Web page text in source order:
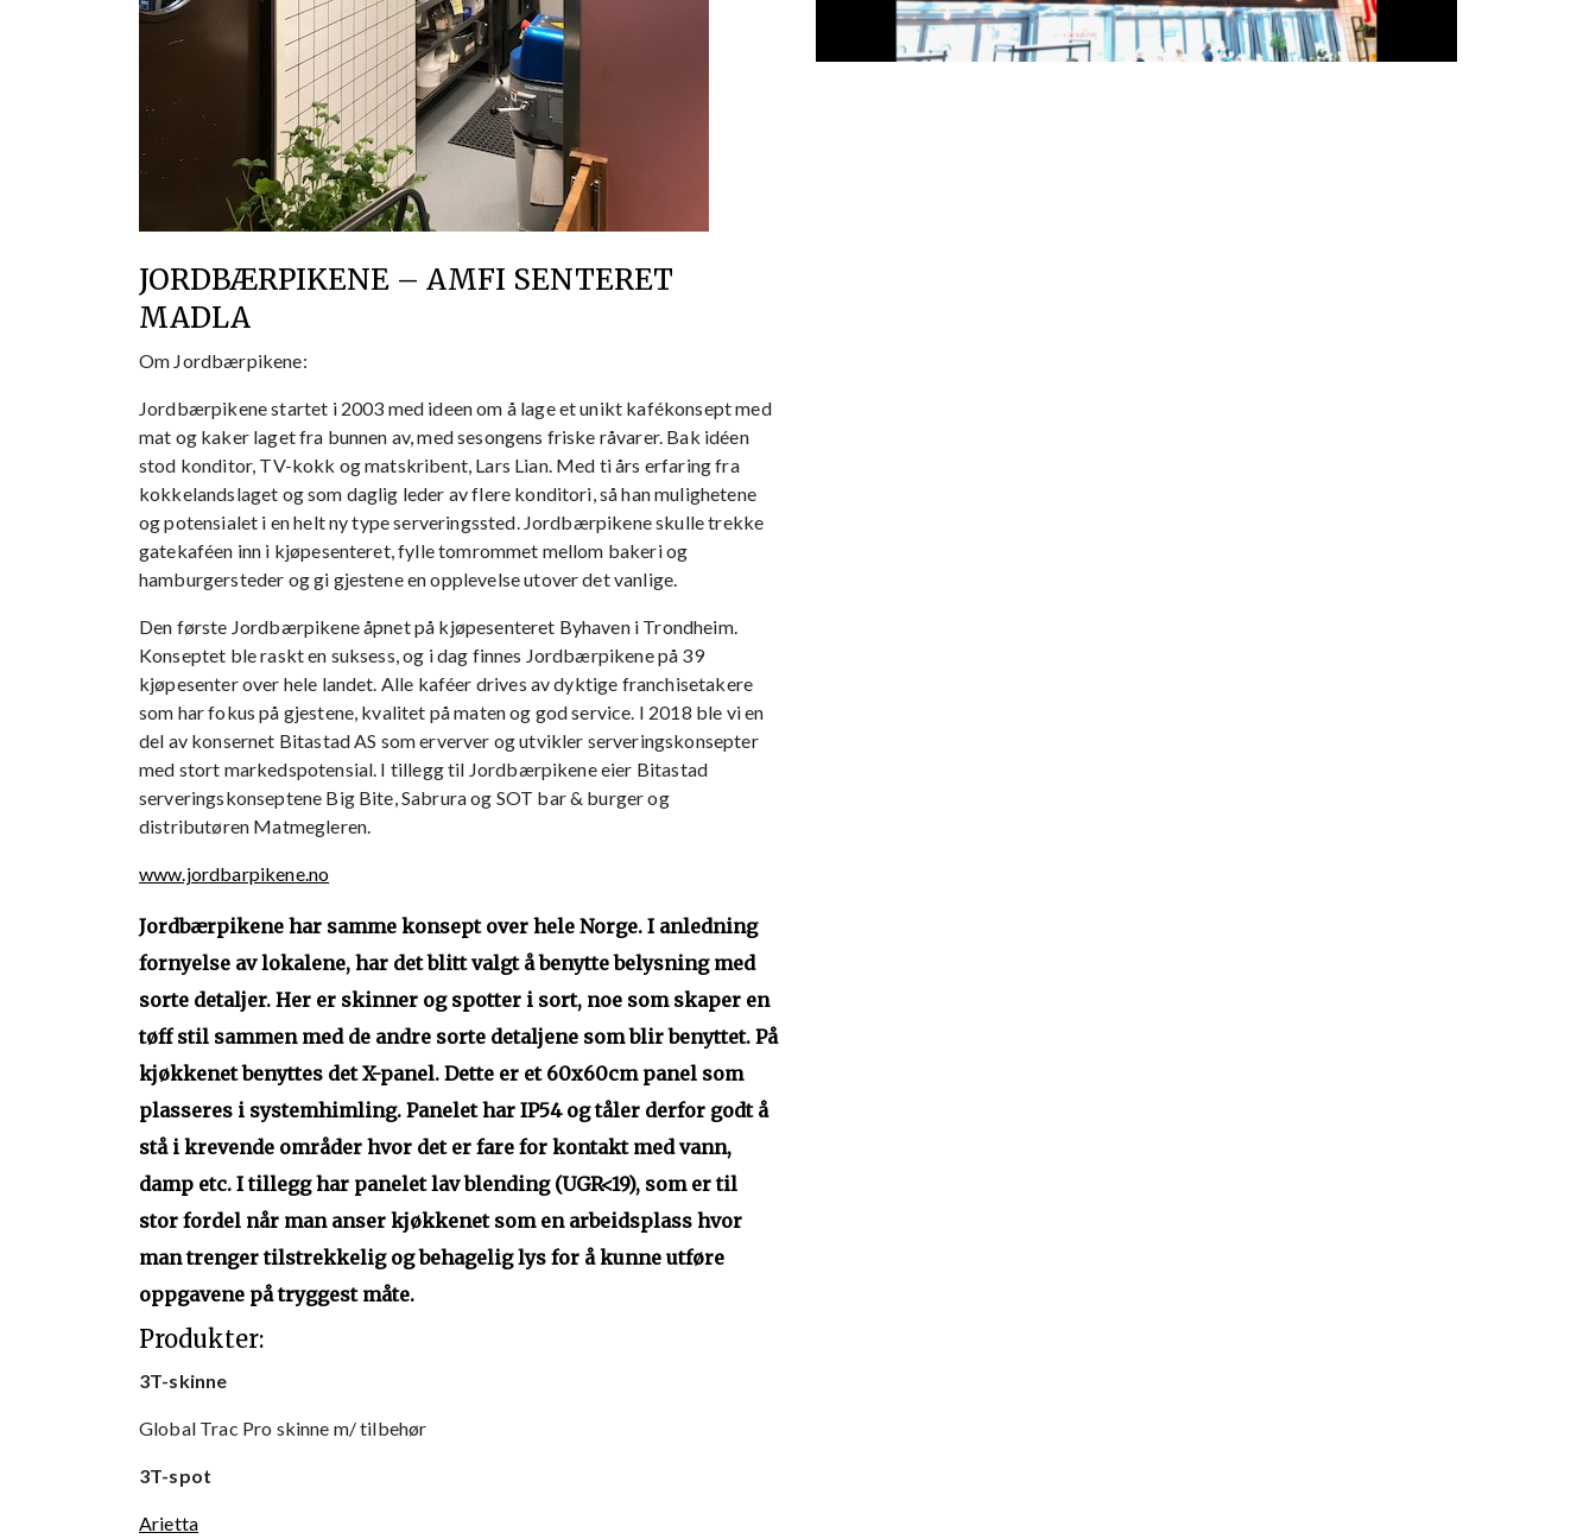
JORDBÆRPIKENE – AMFI SENTERET
MADLA
Om Jordbærpikene:
Jordbærpikene startet i 2003 med ideen om å lage et unikt kafékonsept med
mat og kaker laget fra bunnen av, med sesongens friske råvarer. Bak idéen
stod konditor, TV-kokk og matskribent, Lars Lian. Med ti års erfaring fra
kokkelandslaget og som daglig leder av flere konditori, så han mulighetene
og potensialet i en helt ny type serveringssted. Jordbærpikene skulle trekke
gatekaféen inn i kjøpesenteret, fylle tomrommet mellom bakeri og
hamburgersteder og gi gjestene en opplevelse utover det vanlige.
Den første Jordbærpikene åpnet på kjøpesenteret Byhaven i Trondheim.
Konseptet ble raskt en suksess, og i dag finnes Jordbærpikene på 39
kjøpesenter over hele landet. Alle kaféer drives av dyktige franchisetakere
som har fokus på gjestene, kvalitet på maten og god service. I 2018 ble vi en
del av konsernet Bitastad AS som erverver og utvikler serveringskonsepter
med stort markedspotensial. I tillegg til Jordbærpikene eier Bitastad
serveringskonseptene Big Bite, Sabrura og SOT bar & burger og
distributøren Matmegleren.
www.jordbarpikene.no
Jordbærpikene har samme konsept over hele Norge. I anledning
fornyelse av lokalene, har det blitt valgt å benytte belysning med
sorte detaljer. Her er skinner og spotter i sort, noe som skaper en
tøff stil sammen med de andre sorte detaljene som blir benyttet. På
kjøkkenet benyttes det X-panel. Dette er et 60x60cm panel som
plasseres i systemhimling. Panelet har IP54 og tåler derfor godt å
stå i krevende områder hvor det er fare for kontakt med vann,
damp etc. I tillegg har panelet lav blending (UGR<19), som er til
stor fordel når man anser kjøkkenet som en arbeidsplass hvor
man trenger tilstrekkelig og behagelig lys for å kunne utføre
oppgavene på tryggest måte.
Produkter:
3T-skinne
Global Trac Pro skinne m/ tilbehør
3T-spot
Arietta